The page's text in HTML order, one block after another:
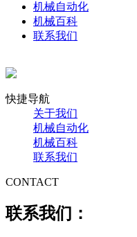
机械自动化
机械百科
联系我们
快捷导航
关于我们
机械自动化
机械百科
联系我们
CONTACT
联系我们：